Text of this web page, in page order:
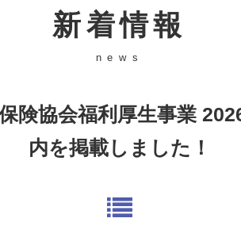
新着情報
news
険協会福利厚生事業
内を掲載しました！